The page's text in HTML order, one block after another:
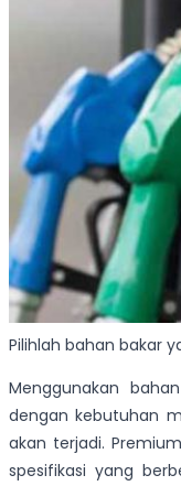
Pilihlah bahan bakar
Menggunakan
dengan kebutuhan
akan terjadi.
spesifikasi yang